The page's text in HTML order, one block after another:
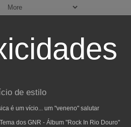
de estilo
é um vício... um "veneno" salutar
dos GNR - Álbum "Rock In Rio Douro"